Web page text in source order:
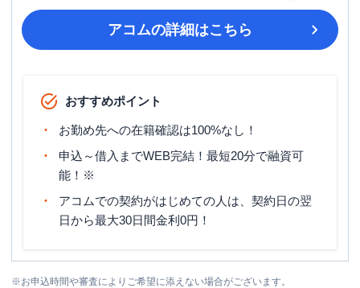
アコムの詳細はこちら
おすすめポイント
お勤め先への在籍確認は100%なし！
申込～借入までWEB完結！最短20分で融資可
能！※
アコムでの契約がはじめての人は、契約日の翌
日から最大30日間金利0円！
※お申込時間や審査によりご希望に添えない場合がございます。